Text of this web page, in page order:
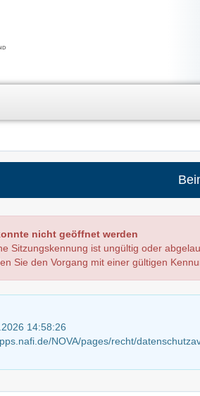
nicht geöffnet werden
Sitzungskennung ist ungültig oder
Sie den Vorgang mit einer gültigen
14:58:26
NOVA/pages/recht/